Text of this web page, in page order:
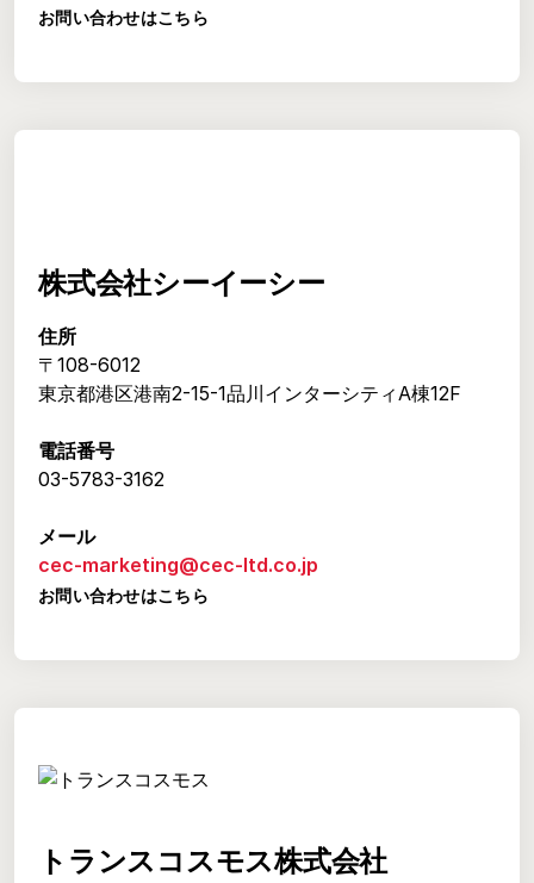
お問い合わせはこちら
株式会社シーイーシー
住所
〒108-6012
東京都港区港南2-15-1品川インターシティA棟12F
電話番号
03-5783-3162
メール
cec-marketing@cec-ltd.co.jp
お問い合わせはこちら
トランスコスモス株式会社